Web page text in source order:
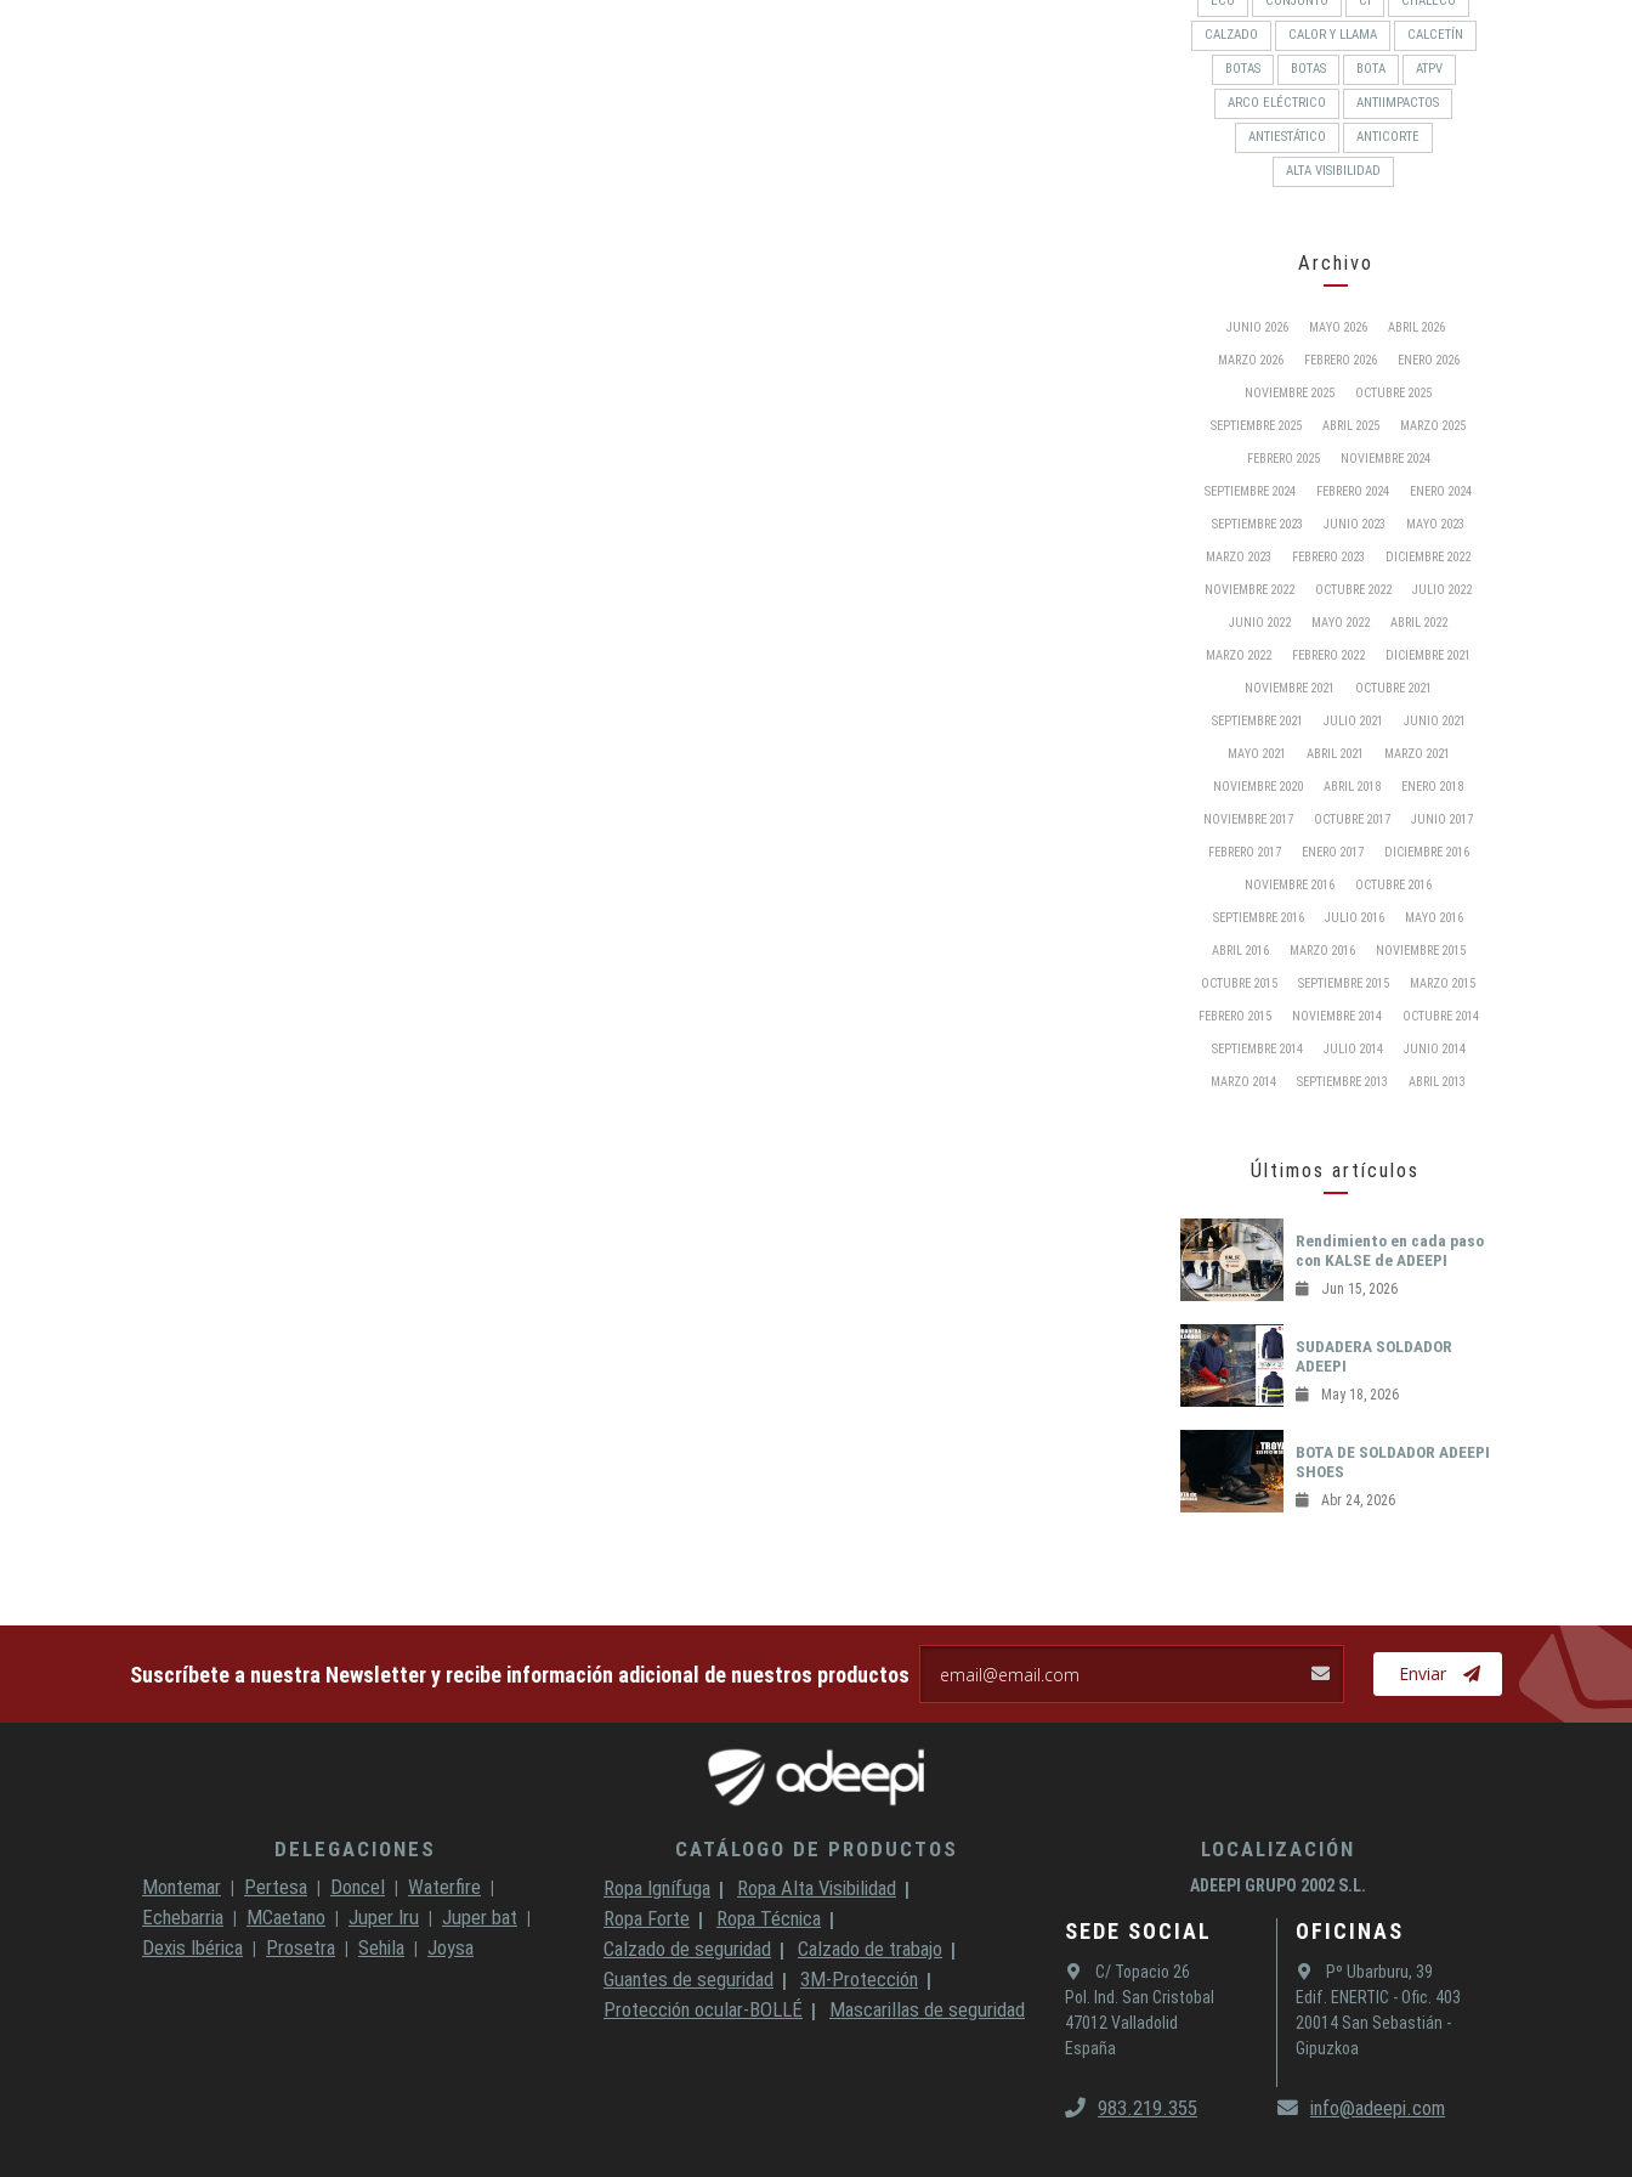
CALZADO CALOR Y LLAMA CALCETÍN
BOTAS BOTAS BOTA ATPV
ARCO ELÉCTRICO ANTIIMPACTOS
ANTIESTÁTICO ANTICORTE
ALTA VISIBILIDAD
Archivo
JUNIO 2026 MAYO 2026 ABRIL 2026
MARZO 2026 FEBRERO 2026 ENERO 2026
NOVIEMBRE 2025 OCTUBRE 2025
SEPTIEMBRE 2025 ABRIL 2025 MARZO 2025
FEBRERO 2025 NOVIEMBRE 2024
SEPTIEMBRE 2024 FEBRERO 2024 ENERO 2024
SEPTIEMBRE 2023 JUNIO 2023 MAYO 2023
MARZO 2023 FEBRERO 2023 DICIEMBRE 2022
NOVIEMBRE 2022 OCTUBRE 2022 JULIO 2022
JUNIO 2022 MAYO 2022 ABRIL 2022
MARZO 2022 FEBRERO 2022 DICIEMBRE 2021
NOVIEMBRE 2021 OCTUBRE 2021
SEPTIEMBRE 2021 JULIO 2021 JUNIO 2021
MAYO 2021 ABRIL 2021 MARZO 2021
NOVIEMBRE 2020 ABRIL 2018 ENERO 2018
NOVIEMBRE 2017 OCTUBRE 2017 JUNIO 2017
FEBRERO 2017 ENERO 2017 DICIEMBRE 2016
NOVIEMBRE 2016 OCTUBRE 2016
SEPTIEMBRE 2016 JULIO 2016 MAYO 2016
ABRIL 2016 MARZO 2016 NOVIEMBRE 2015
OCTUBRE 2015 SEPTIEMBRE 2015 MARZO 2015
FEBRERO 2015 NOVIEMBRE 2014 OCTUBRE 2014
SEPTIEMBRE 2014 JULIO 2014 JUNIO 2014
MARZO 2014 SEPTIEMBRE 2013 ABRIL 2013
Últimos artículos
Rendimiento en cada paso
con KALSE de ADEEPI
Jun 15, 2026
SUDADERA SOLDADOR
ADEEPI
May 18, 2026
BOTA DE SOLDADOR ADEEPI
SHOES
Abr 24, 2026
Suscríbete a nuestra Newsletter y recibe información adicional de nuestros productosemail@email.com Enviar
DELEGACIONES
Montemar
Pertesa Doncel
Waterfire
Echebarria
MCaetano Juper Iru
Juper bat
Dexis Ibérica
Prosetra Sehila Joysa
CATÁLOGO DE PRODUCTOS
Ropa Ignífuga
Ropa Alta Visibilidad
Ropa Forte
Ropa Técnica
Calzado de seguridad
Calzado de trabajo
Guantes de seguridad
3M-Protección
Protección ocular-BOLLÉ
Mascarillas de seguridad
LOCALIZACIÓN
ADEEPI GRUPO 2002 S.L.
SEDE SOCIAL
C/ Topacio 26
Pol. Ind. San Cristobal
47012 Valladolid
España
OFICINAS
Pº Ubarburu, 39
Edif. ENERTIC - Ofic. 403
20014 San Sebastián -
Gipuzkoa
983.219.355 info@adeepi.com